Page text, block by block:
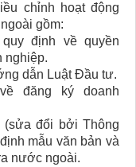
chỉnh hoạt động
gồm:
định về quyền
nghiệp.
dẫn Luật Đầu tư.
đăng ký doanh
(sửa đổi bởi Thông
mẫu văn bản và
nước ngoài.